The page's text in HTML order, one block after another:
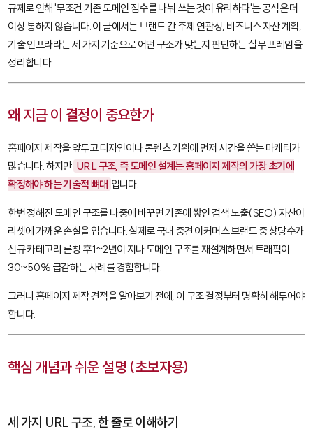
규제로 인해 '무조건 기존 도메인 점수를 나눠 쓰는 것이 유리하다'는 공식은 더
이상 통하지 않습니다. 이 글에서는 브랜드 간 주제 연관성, 비즈니스 자산 계획,
기술 인프라라는 세 가지 기준으로 어떤 구조가 맞는지 판단하는 실무 프레임을
정리합니다.
왜 지금 이 결정이 중요한가
홈페이지 제작을 앞두고 디자인이나 콘텐츠 기획에 먼저 시간을 쏟는 마케터가
많습니다. 하지만 URL 구조, 즉 도메인 설계는 홈페이지 제작의 가장 초기에
확정해야 하는 기술적 뼈대 입니다.
한번 정해진 도메인 구조를 나중에 바꾸면 기존에 쌓인 검색 노출(SEO) 자산이
리셋에 가까운 손실을 입습니다. 실제로 국내 중견 이커머스 브랜드 중 상당수가
신규 카테고리 론칭 후 1~2년이 지나 도메인 구조를 재설계하면서 트래픽이
30~50% 급감하는 사례를 경험합니다.
그러니 홈페이지 제작 견적을 알아보기 전에, 이 구조 결정부터 명확히 해두어야
합니다.
핵심 개념과 쉬운 설명 (초보자용)
세 가지 URL 구조, 한 줄로 이해하기